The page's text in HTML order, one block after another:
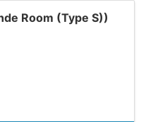
Room (Type S))